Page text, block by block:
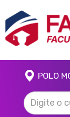
POLO